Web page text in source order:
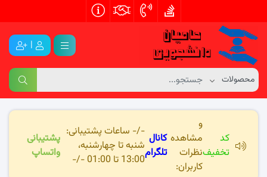
|
کد
تخفیف
و
مشاهده
نظرات
کاربران:
کانال
تلگرام
-/- ساعات پشتیبانی:
شنبه تا چهارشنبه،
13:00 تا 01:00 -/-
پشتیبانی
واتساپ